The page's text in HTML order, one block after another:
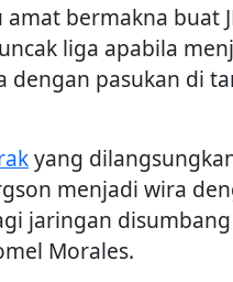
bermakna buat
liga apabila
dengan pasukan di
yang
menjadi wira
jaringan
Morales.